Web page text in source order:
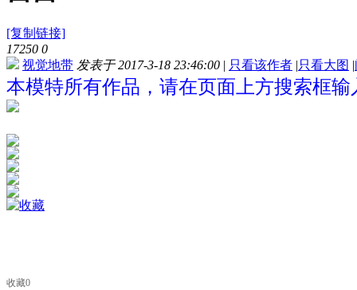
[复制链接]
17250 0
视觉地带 发表于 2017-3-18 23:46:00 | 只看该作者 |只看大图 |
本模特所有作品，请在页面上方搜索框输
收藏0